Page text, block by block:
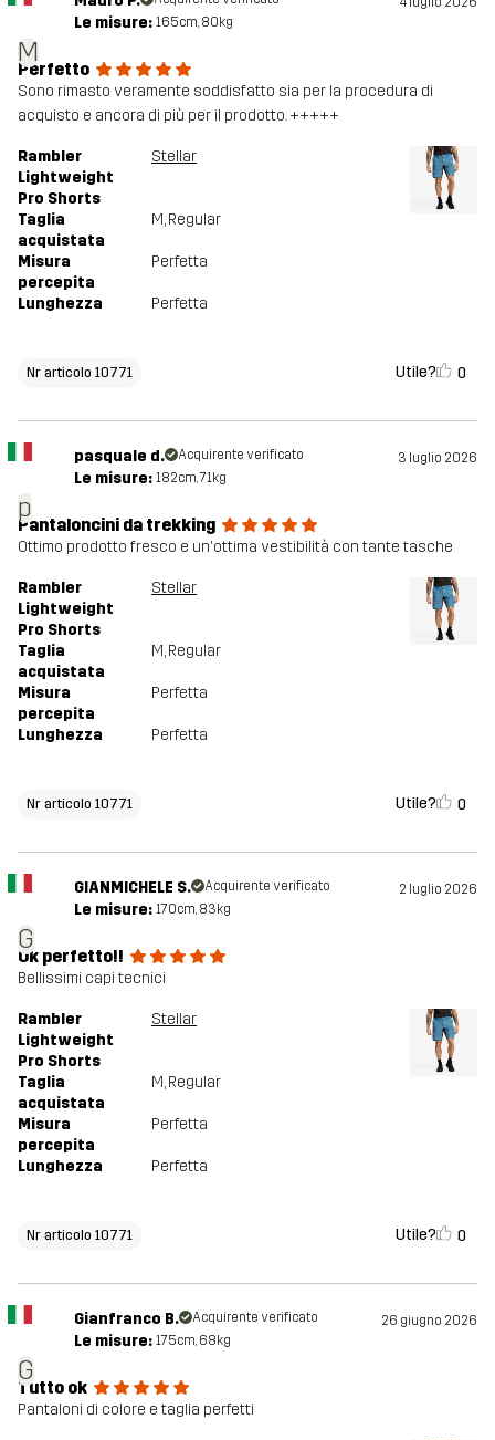
M
Le misure: 165cm, 80kg
Perfetto
Sono rimasto veramente soddisfatto sia per la procedura di
acquisto e ancora di più per il prodotto. +++++
Rambler
Lightweight
Pro Shorts
Stellar
Taglia
acquistata
M, Regular
Misura
percepita
Perfetta
Lunghezza Perfetta
Nr articolo 10771 Utile? 0
p
pasquale d. Acquirente verificato 3 luglio 2026
Le misure: 182cm, 71kg
Pantaloncini da trekking
Ottimo prodotto fresco e un'ottima vestibilità con tante tasche
Rambler
Lightweight
Pro Shorts
Stellar
Taglia
acquistata
M, Regular
Misura
percepita
Perfetta
Lunghezza Perfetta
Nr articolo 10771 Utile? 0
G
GIANMICHELE S. Acquirente verificato 2 luglio 2026
Le misure: 170cm, 83kg
Ok perfetto!!
Bellissimi capi tecnici
Rambler
Lightweight
Pro Shorts
Stellar
Taglia
acquistata
M, Regular
Misura
percepita
Perfetta
Lunghezza Perfetta
Nr articolo 10771 Utile? 0
G
Gianfranco B. Acquirente verificato 26 giugno 2026
Le misure: 175cm, 68kg
Tutto ok
Pantaloni di colore e taglia perfetti